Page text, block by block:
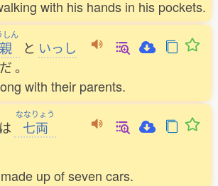
with his hands in his pockets.
しん
と いっし
だ。
with their parents.
は
ななりょう
七両
up of seven cars.